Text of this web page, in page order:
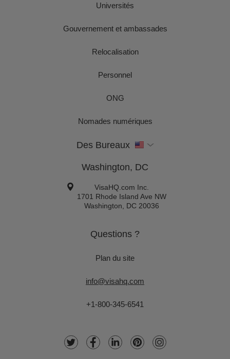
Universités
Gouvernement et ambassades
Relocalisation
Personnel
ONG
Nomades numériques
Des Bureaux
Washington, DC
VisaHQ.com Inc.
1701 Rhode Island Ave NW
Washington
DC 20036
Questions ?
Plan du site
info@visahq.com
+1-800-345-6541